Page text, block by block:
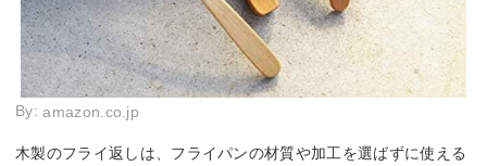
By:amazon.co.jp
木製のフライ返しは、フライパンの材質や加工を選ばずに使える